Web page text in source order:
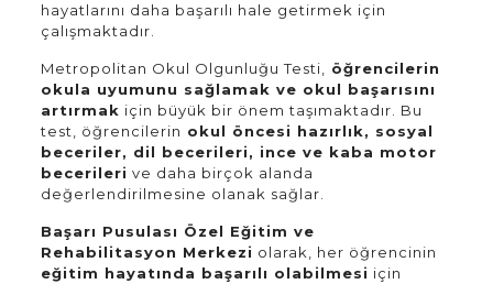
hayatlarını daha başarılı hale getirmek için
çalışmaktadır.
Metropolitan Okul Olgunluğu Testi,
öğrencilerin
okula uyumunu sağlamak ve okul başarısını
artırmak için büyük bir önem taşımaktadır. Bu
test, öğrencilerin okul öncesi hazırlık, sosyal
beceriler, dil becerileri, ince ve kaba motor
becerileri ve daha birçok alanda
değerlendirilmesine olanak sağlar.
Başarı Pusulası Özel Eğitim ve
Rehabilitasyon Merkezi olarak, her öğrencinin
eğitim hayatında başarılı olabilmesi için